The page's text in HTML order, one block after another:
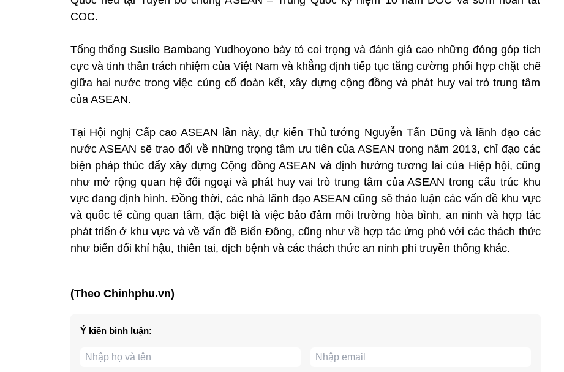
COC.
Tổng thống Susilo Bambang Yudhoyono bày tỏ coi trọng và đánh giá cao những đóng góp tích
cực và tinh thần trách nhiệm của Việt Nam và khẳng định tiếp tục tăng cường phối hợp chặt chẽ
giữa hai nước trong việc củng cố đoàn kết, xây dựng cộng đồng và phát huy vai trò trung tâm
của ASEAN.
Tại Hội nghị Cấp cao ASEAN lần này, dự kiến Thủ tướng Nguyễn Tấn Dũng và lãnh đạo các
nước ASEAN sẽ trao đổi về những trọng tâm ưu tiên của ASEAN trong năm 2013, chỉ đạo các
biện pháp thúc đẩy xây dựng Cộng đồng ASEAN và định hướng tương lai của Hiệp hội, cũng
như mở rộng quan hệ đối ngoại và phát huy vai trò trung tâm của ASEAN trong cấu trúc khu
vực đang định hình. Đồng thời, các nhà lãnh đạo ASEAN cũng sẽ thảo luận các vấn đề khu vực
và quốc tế cùng quan tâm, đặc biệt là việc bảo đảm môi trường hòa bình, an ninh và hợp tác
phát triển ở khu vực và về vấn đề Biển Đông, cũng như về hợp tác ứng phó với các thách thức
như biến đổi khí hậu, thiên tai, dịch bệnh và các thách thức an ninh phi truyền thống khác.
(Theo Chinhphu.vn)
Ý kiến bình luận: